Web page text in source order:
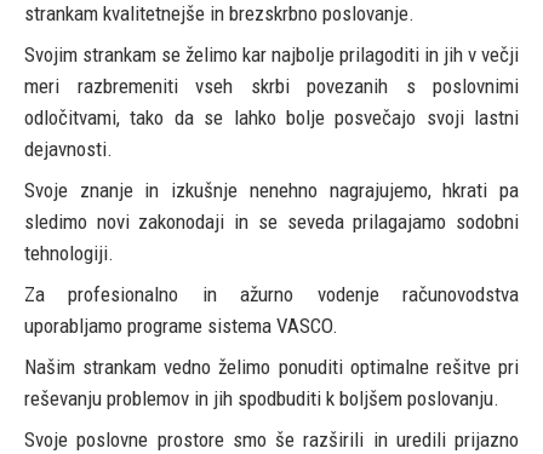
strankam kvalitetnejše in brezskrbno poslovanje.
Svojim strankam se želimo kar najbolje prilagoditi in jih v večji
meri razbremeniti vseh skrbi povezanih s poslovnimi
odločitvami, tako da se lahko bolje posvečajo svoji lastni
dejavnosti.
Svoje znanje in izkušnje nenehno nagrajujemo, hkrati pa
sledimo novi zakonodaji in se seveda prilagajamo sodobni
tehnologiji.
Za profesionalno in ažurno vodenje računovodstva
uporabljamo programe sistema VASCO.
Našim strankam vedno želimo ponuditi optimalne rešitve pri
reševanju problemov in jih spodbuditi k boljšem poslovanju.
Svoje poslovne prostore smo še razširili in uredili prijazno